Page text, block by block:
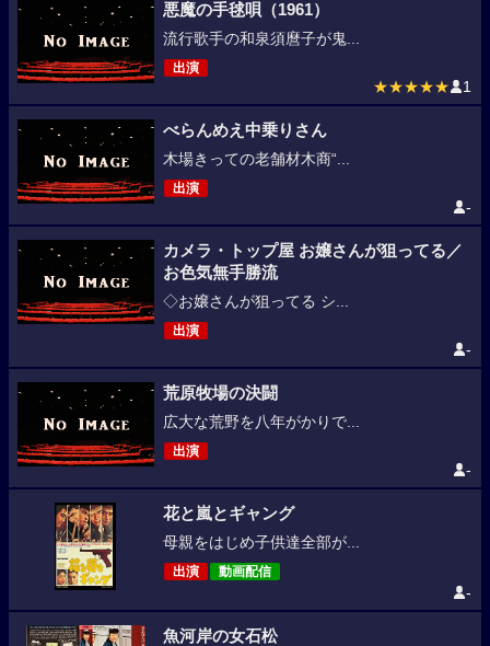
悪魔の手毬唄（1961）
流行歌手の和泉須麿子が鬼...
出演
★★★★★ 1
べらんめえ中乗りさん
木場きっての老舗材木商“...
出演
-
カメラ・トップ屋 お嬢さんが狙ってる／
お色気無手勝流
◇お嬢さんが狙ってる シ...
出演
-
荒原牧場の決闘
広大な荒野を八年がかりで...
出演
-
花と嵐とギャング
母親をはじめ子供達全部が...
出演 動画配信
-
魚河岸の女石松